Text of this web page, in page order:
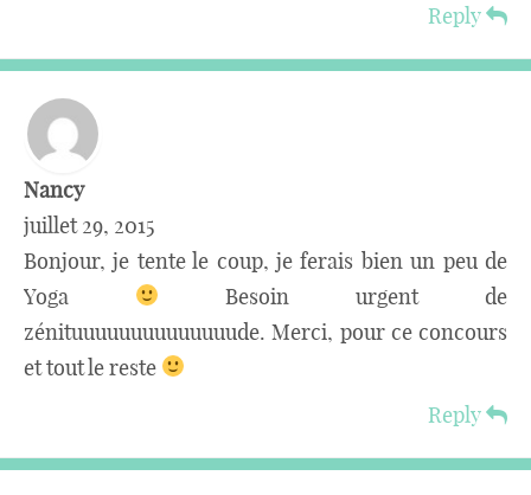
Reply
Nancy
juillet 29, 2015
Bonjour, je tente le coup, je ferais bien un peu de
Yoga
Besoin urgent de
zénituuuuuuuuuuuuuude. Merci, pour ce concours
et tout le reste
Reply